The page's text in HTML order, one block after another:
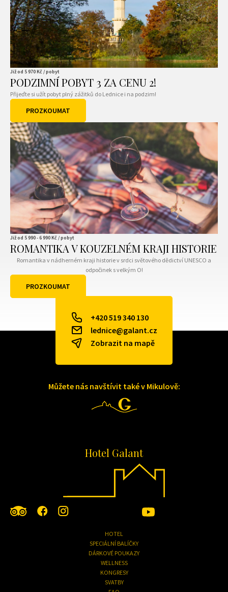
Již od 5 970Kč / pobyt
PODZIMNÍ POBYT 3 ZA CENU 2!
Přijeďte si užít pobyt plný zážitků do Lednice i na podzim!
PROZKOUMAT
Již od 5 990 - 6 990Kč / pobyt
ROMANTIKA V KOUZELNÉM KRAJI HISTORIE
Romantika v nádherném kraji historie v srdci světového dědictví UNESCO a
odpočinek s velkým O!
PROZKOUMAT
+420 519 340 130
lednice@galant.cz
Zobrazit na mapě
Můžete nás navštívit také v Mikulově:
Hotel Galant
HOTEL
SPECIÁLNÍ BALÍČKY
DÁRKOVÉ POUKAZY
WELLNESS
KONGRESY
SVATBY